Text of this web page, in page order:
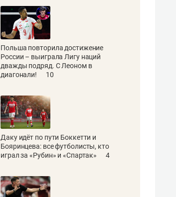
Польша повторила достижение
России – выиграла Лигу наций
дважды подряд. С Леоном в
диагонали!
10
Даку идёт по пути Боккетти и
Бояринцева: все футболисты, кто
играл за «Рубин» и «Спартак»
4